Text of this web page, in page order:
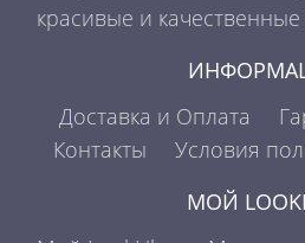
красивые и
Доставка и Оплата
Контакты
Условия
МОЙ